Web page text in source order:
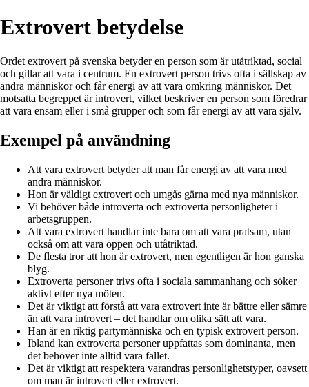
Extrovert betydelse
Ordet extrovert på svenska betyder en person som är utåtriktad, social
och gillar att vara i centrum. En extrovert person trivs ofta i sällskap av
andra människor och får energi av att vara omkring människor. Det
motsatta begreppet är introvert, vilket beskriver en person som föredrar
att vara ensam eller i små grupper och som får energi av att vara själv.
Exempel på användning
Att vara extrovert betyder att man får energi av att vara med
andra människor.
Hon är väldigt extrovert och umgås gärna med nya människor.
Vi behöver både introverta och extroverta personligheter i
arbetsgruppen.
Att vara extrovert handlar inte bara om att vara pratsam, utan
också om att vara öppen och utåtriktad.
De flesta tror att hon är extrovert, men egentligen är hon ganska
blyg.
Extroverta personer trivs ofta i sociala sammanhang och söker
aktivt efter nya möten.
Det är viktigt att förstå att vara extrovert inte är bättre eller sämre
än att vara introvert – det handlar om olika sätt att vara.
Han är en riktig partymänniska och en typisk extrovert person.
Ibland kan extroverta personer uppfattas som dominanta, men
det behöver inte alltid vara fallet.
Det är viktigt att respektera varandras personlighetstyper, oavsett
om man är introvert eller extrovert.